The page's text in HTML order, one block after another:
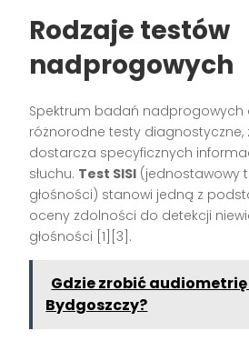
Rodzaje testów
nadprogowych
Spektrum badań nadprogowych
różnorodne testy diagnostyczne,
dostarcza specyficznych
słuchu. Test SISI (jednostawowy
głośności) stanowi jedną z
oceny zdolności do detekcji
głośności [1][3].
Gdzie zrobić audiometrię
Bydgoszczy?